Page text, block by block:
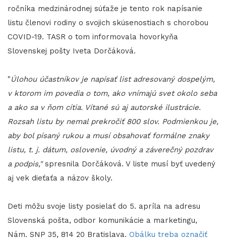
ročníka medzinárodnej súťaže je tento rok napísanie
listu členovi rodiny o svojich skúsenostiach s chorobou
COVID-19. TASR o tom informovala hovorkyňa
Slovenskej pošty Iveta Dorčáková.
"Úlohou účastníkov je napísať list adresovaný dospelým,
v ktorom im povedia o tom, ako vnímajú svet okolo seba
a ako sa v ňom cítia. Vítané sú aj autorské ilustrácie.
Rozsah listu by nemal prekročiť 800 slov. Podmienkou je,
aby bol písaný rukou a musí obsahovať formálne znaky
listu, t. j. dátum, oslovenie, úvodný a záverečný pozdrav
a podpis,"spresnila Dorčáková. V liste musí byť uvedený
aj vek dieťaťa a názov školy.
Deti môžu svoje listy posielať do 5. apríla na adresu
Slovenská pošta, odbor komunikácie a marketingu,
Nám. SNP 35, 814 20 Bratislava. Obálku treba označiť